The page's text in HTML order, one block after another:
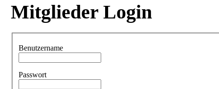
Mitglieder Login
Benutzername
Passwort